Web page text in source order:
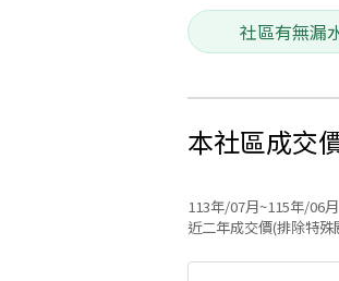
社區有無漏
本社區成交
113年/07月~115年/06月
近二年成交價(排除特殊